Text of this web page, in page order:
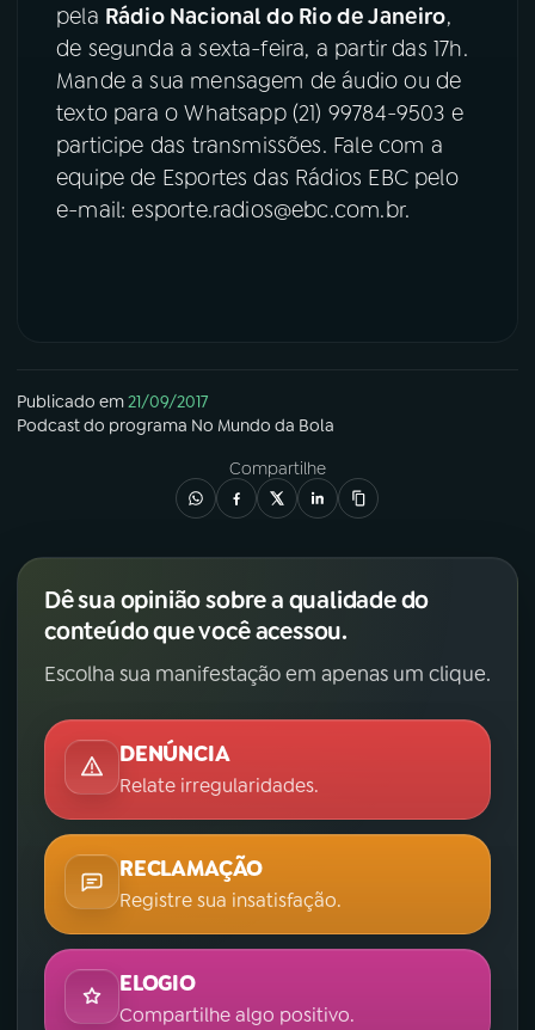
pela Rádio Nacional do Rio de Janeiro,
de segunda a sexta-feira, a partir das 17h.
Mande a sua mensagem de áudio ou de
texto para o Whatsapp (21) 99784-9503 e
participe das transmissões. Fale com a
equipe de Esportes das Rádios EBC pelo
e-mail: esporte.radios@ebc.com.br.
Publicado em21/09/2017
Podcastdo programa No Mundo da Bola
Compartilhe
Dê sua opinião sobre a qualidade do
conteúdo que você acessou.
Escolha sua manifestação em apenas um clique.
DENÚNCIA
Relate irregularidades.
RECLAMAÇÃO
Registre sua insatisfação.
ELOGIO
Compartilhe algo positivo.